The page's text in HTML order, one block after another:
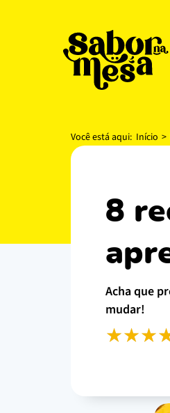
Você está aqui: Início >
8 receitas de moqueca de banana da terra:
acha que preparar a verdadeira moqueca é difícil e tarefa para poucos? nada disso! se prepare, porque hoje esse pensamento vai
mudar!